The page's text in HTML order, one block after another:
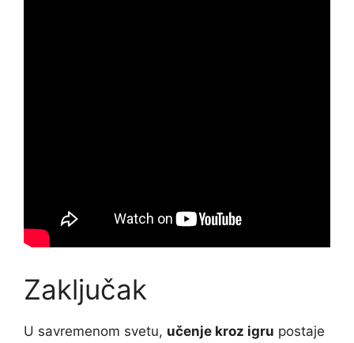
Zaključak
U savremenom svetu, učenje kroz igru postaje